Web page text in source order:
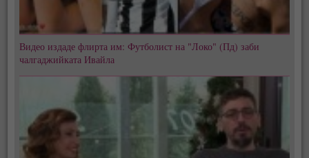
Видео издаде флирта им: Футболист на "Локо" (Пд) заби
чалгаджийката Ивайла